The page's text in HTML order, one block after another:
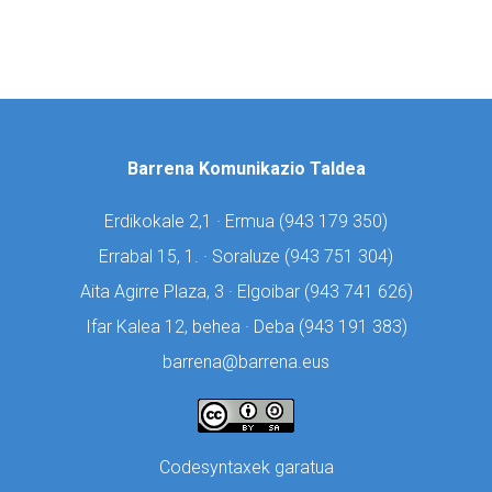
Barrena Komunikazio Taldea
Erdikokale 2,1 · Ermua (943 179 350)
Errabal 15, 1. · Soraluze (943 751 304)
Aita Agirre Plaza, 3 · Elgoibar (943 741 626)
Ifar Kalea 12, behea · Deba (943 191 383)
barrena@barrena.eus
Codesyntaxek garatua